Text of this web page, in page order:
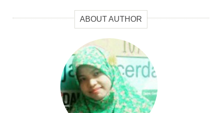
ABOUT AUTHOR